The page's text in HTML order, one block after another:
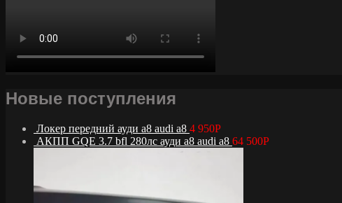
Новые поступления
Локер передний ауди а8 audi a8 4 950Р
АКПП GQE 3.7 bfl 280лс ауди а8 audi a8 64 500Р